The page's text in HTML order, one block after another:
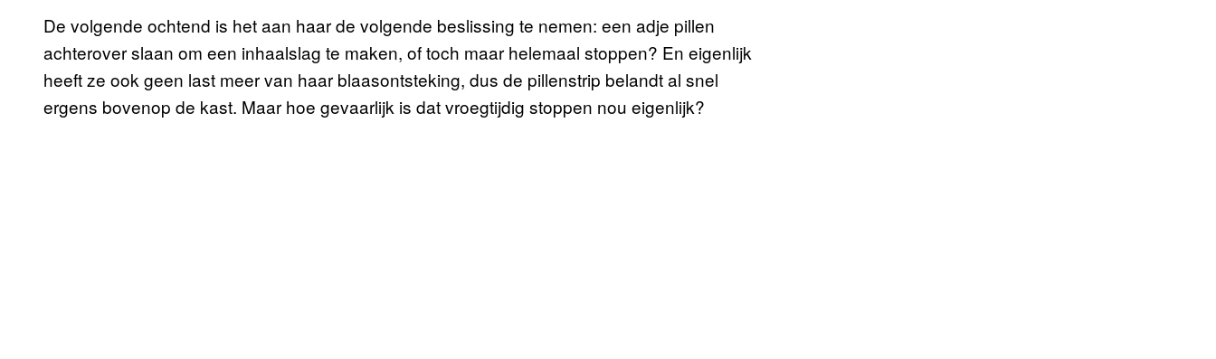
De volgende ochtend is het aan haar de volgende beslissing te nemen: een adje pillen
achterover slaan om een inhaalslag te maken, of toch maar helemaal stoppen? En eigenlijk
heeft ze ook geen last meer van haar blaasontsteking, dus de pillenstrip belandt al snel
ergens bovenop de kast. Maar hoe gevaarlijk is dat vroegtijdig stoppen nou eigenlijk?